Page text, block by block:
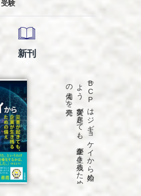
験
新刊
「B
C
P
は
ジ
ギ
ョ
ケ
イ
か
ら
始め
よ
う
災害が
起き
て
も
、
企業が
生き
残る
た
め
の
備え
」を
発売